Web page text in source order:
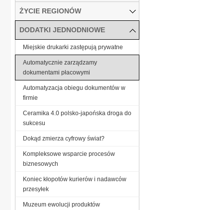
ŻYCIE REGIONÓW
DODATKI JEDNODNIOWE
Miejskie drukarki zastępują prywatne
Automatycznie zarządzamy
dokumentami płacowymi
Automatyzacja obiegu dokumentów w
firmie
Ceramika 4.0 polsko-japońska droga do
sukcesu
Dokąd zmierza cyfrowy świat?
Kompleksowe wsparcie procesów
biznesowych
Koniec kłopotów kurierów i nadawców
przesyłek
Muzeum ewolucji produktów